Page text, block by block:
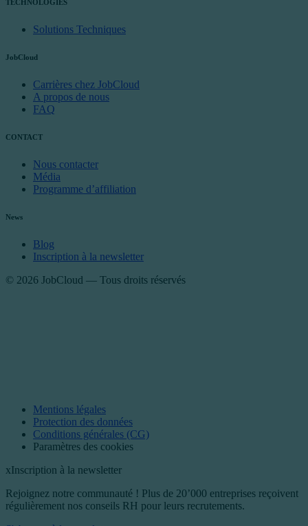
TECHNOLOGIES
Solutions Techniques
JobCloud
Carrières chez JobCloud
A propos de nous
FAQ
CONTACT
Nous contacter
Média
Programme d’affiliation
News
Blog
Inscription à la newsletter
© 2026 JobCloud — Tous droits réservés
Mentions légales
Protection des données
Conditions générales (CG)
Paramètres des cookies
xInscription à la newsletter
Rejoignez notre communauté ! Plus de 20’000 entreprises reçoivent
régulièrement nos conseils RH pour leurs recrutements.